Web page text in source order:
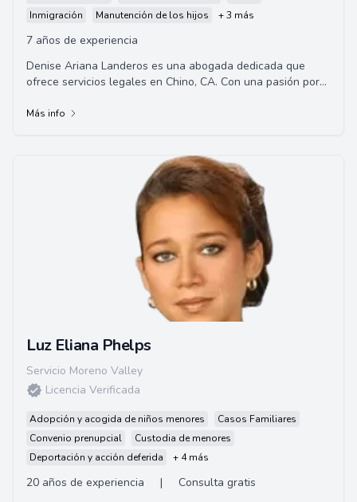
Inmigración
Manutención de los hijos + 3 más
7 años de experiencia
Denise Ariana Landeros es una abogada dedicada que
ofrece servicios legales en Chino, CA. Con una pasión por
Más info
Luz Eliana Phelps
Servicio Moreno Valley
Licencia Verificada
Adopción y acogida de niños menores
Casos Familiares
Convenio prenupcial
Custodia de menores
Deportación y acción deferida
+ 4 más
20 años de experiencia |
Consulta gratis